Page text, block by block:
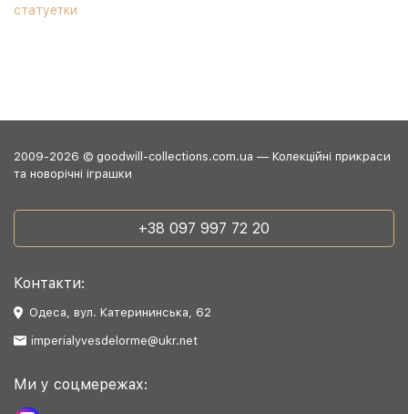
статуетки
2009-2026 © goodwill-collections.com.ua — Колекційні прикраси
та новорічні іграшки
+38 097 997 72 20
Контакти:
Одеса, вул. Катерининська, 62
imperialyvesdelorme@ukr.net
Ми у соцмережах: